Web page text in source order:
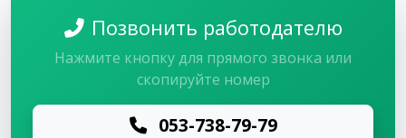
Позвонить работодателю
Нажмите кнопку для прямого звонка или
скопируйте номер
053-738-79-79